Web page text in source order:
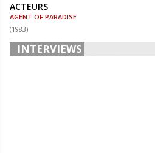
ACTEURS
AGENT OF PARADISE
(1983)
INTERVIEWS